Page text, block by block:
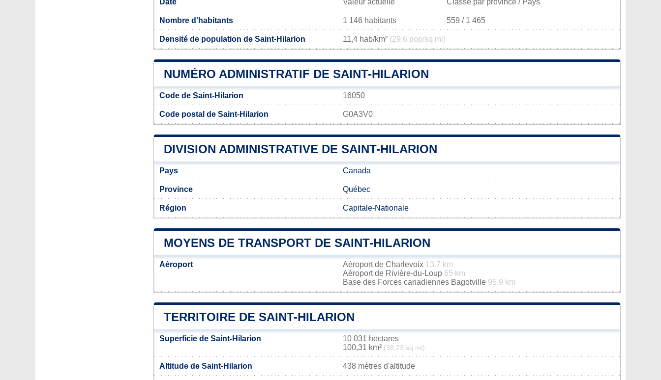
Date Valeur actuelle Classé par province / Pays
Nombre d'habitants 1 146 habitants 559 / 1 465
Densité de population de Saint-Hilarion 11,4 hab/km² (29,6 pop/sq mi)
NUMÉRO ADMINISTRATIF DE SAINT-HILARION
Code de Saint-Hilarion 16050
Code postal de Saint-Hilarion G0A3V0
DIVISION ADMINISTRATIVE DE SAINT-HILARION
Pays Canada
Province Québec
Région Capitale-Nationale
MOYENS DE TRANSPORT DE SAINT-HILARION
Aéroport Aéroport de Charlevoix 13.7 km
Aéroport de Rivière-du-Loup 65 km
Base des Forces canadiennes Bagotville 95.9 km
TERRITOIRE DE SAINT-HILARION
Superficie de Saint-Hilarion
10 031 hectares
100,31 km² (38,73 sq mi)
Altitude de Saint-Hilarion 438 mètres d'altitude